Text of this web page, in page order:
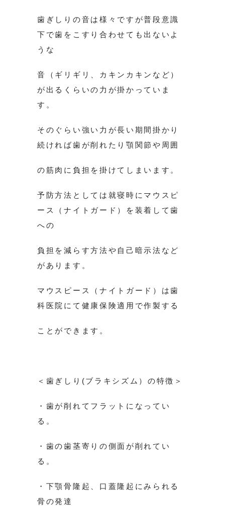
歯ぎしりの音は様々ですが普段意識
下で歯をこすり合わせても出ないよ
うな
音（ギリギリ、カキンカキンなど）
が出るくらいの力が掛かっていま
す。
そのぐらい強い力が長い期間掛かり
続ければ歯が削れたり顎関節や周囲
の筋肉に負担を掛けてしまいます。
予防方法としては就寝時にマウスピ
ース（ナイトガード）を装着して歯
への
負担を減らす方法や自己暗示法など
があります。
マウスピース（ナイトガード）は歯
科医院にて健康保険適用で作製する
ことができます。
＜歯ぎしり(ブラキシズム）の特徴＞
・歯が削れてフラットになってい
る。
・歯の歯茎寄りの側面が削れてい
る。
・下顎骨隆起、口蓋隆起にみられる
骨の発達